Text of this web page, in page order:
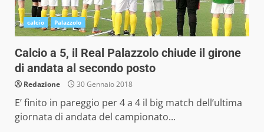
calcio Palazzolo
Calcio a 5, il Real Palazzolo chiude il girone
di andata al secondo posto
Redazione 30 Gennaio 2018
E’ finito in pareggio per 4 a 4 il big match dell’ultima
giornata di andata del campionato...